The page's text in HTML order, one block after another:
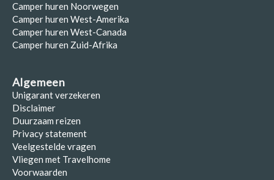
Camper huren Noorwegen
Camper huren West-Amerika
Camper huren West-Canada
Camper huren Zuid-Afrika
Algemeen
Unigarant verzekeren
Disclaimer
Duurzaam reizen
Privacy statement
Veelgestelde vragen
Vliegen met Travelhome
Voorwaarden